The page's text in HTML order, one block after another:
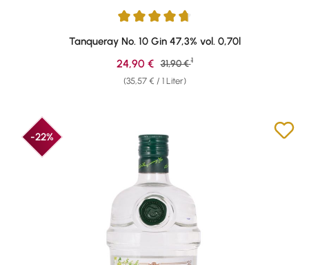
Durchschnittliche Bewertung von 4.85 von 5 Sternen
Tanqueray No. 10 Gin 47,3% vol. 0,70l
(35,57 € / 1 Liter)
Verkaufspreis:
24,90 € Regulärer Preis:
31,90 € 1
-22%